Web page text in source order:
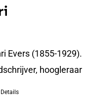
Evers (1855-1929).
hoogleraar
Details